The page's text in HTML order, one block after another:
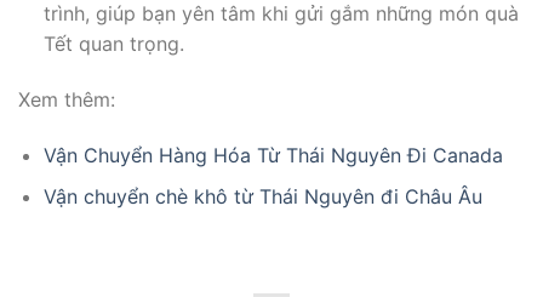
trình, giúp bạn yên tâm khi gửi gắm những món quà
Tết quan trọng.
Xem thêm:
Vận Chuyển Hàng Hóa Từ Thái Nguyên Đi Canada
Vận chuyển chè khô từ Thái Nguyên đi Châu Âu